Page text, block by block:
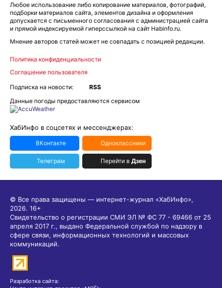
Любое использование либо копирование материалов, фотографий,
подборки материалов сайта, элементов дизайна и оформления
допускается с письменного согласования с администрацией сайта
и прямой индексируемой гиперссылкой на сайт Habinfo.ru.
Мнение авторов статей может не совпадать с позицией редакции.
Политика конфиденциальности
Соглашение пользователя
Подписка на новости:
RSS
Данные погоды предоставляются сервисом
ХабИнфо в соцсетях и мессенджерах:
ВКонтакте Одноклассники
Телеграм Перейти в Дзен
© Все права защищены — интернет-журнал «ХабИнфо»,
2026. 16+
Свидетельство о регистрации СМИ ЭЛ № ФС 77 - 69466 от 25
апреля 2017 г., выдано Федеральной службой по надзору в
сфере связи, информационных технологий и массовых
коммуникаций.
Разработка сайта: